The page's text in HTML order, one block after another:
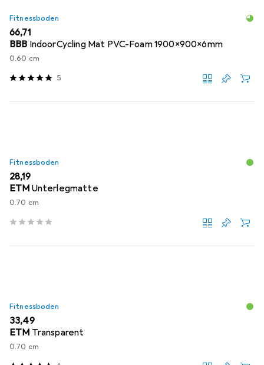
Fitnessboden
EUR
66,71
BBB IndoorCycling Mat PVC-Foam 1900x900x6mm
0.60 cm
5
Fitnessboden
EUR
28,19
ETM Unterlegmatte
0.70 cm
Fitnessboden
EUR
33,49
ETM Transparent
0.70 cm